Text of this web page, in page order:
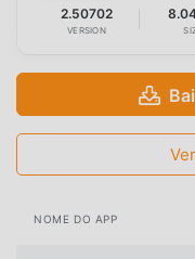
2.50702
VERSION
NOME DO APP